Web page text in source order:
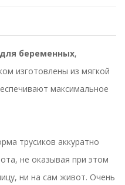
беременных,
изготовлены из мягкой
максимальное
трусиков аккуратно
не оказывая при этом
ни на сам живот. Очень